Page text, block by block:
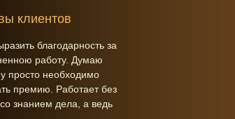
клиентов
благодарность за
работу. Думаю
просто необходимо
премию. Работает без
знанием дела, а ведь